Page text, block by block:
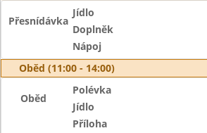
Přesnídávka
Jídlo
Doplněk
Nápoj
Oběd (11:00 - 14:00)
Oběd
Polévka
Jídlo
Příloha